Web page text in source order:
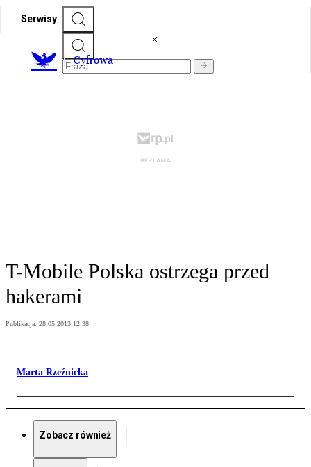
Serwisy
Cyfrowa
T-Mobile Polska ostrzega przed
hakerami
Publikacja: 28.05.2013 12:38
Marta Rzeźnicka
Zobacz również